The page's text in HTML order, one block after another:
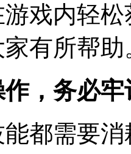
戏内轻
有所帮助
，务必牢
都需要